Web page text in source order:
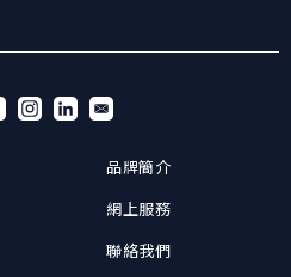
品牌簡介
網上服務
聯絡我們